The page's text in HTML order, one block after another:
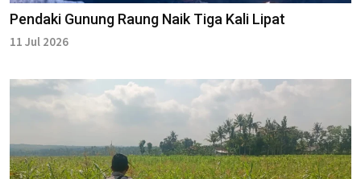
Pendaki Gunung Raung Naik Tiga Kali Lipat
11 Jul 2026